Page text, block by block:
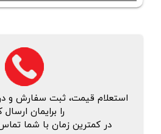
استعلام قیمت، ثبت سفارش و
را برایمان ارسال
در کمترین زمان با شما